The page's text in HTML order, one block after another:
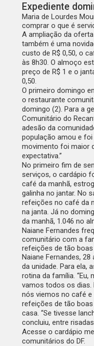
Expediente
Maria de Lourdes
comprar o que é
A ampliação da
também é uma
custo de R$ 0,50, o
às 8h30. O almoço
preço de R$ 1 e o
0,50.
O primeiro domingo
o restaurante
domingo (2). Para a
Comunitário do
adesão da
população amou e
movimento foi maior
expectativa.”
No primeiro fim de
serviços, o cardápio
café da manhã,
galinha no jantar. No
refeições no café da
na janta. Já no
da manhã, 1.046 no
Naiane Fernandes
comunitário com a
refeições de tão boas
Naiane Fernandes,
da unidade. Para ela,
rotina da família. “Eu,
vamos todos os dias.
nós viemos no café e
refeições de tão boas
casa. “Se tivesse
concluiu, entre risadas.
Acesse o cardápio
comunitários do DF.